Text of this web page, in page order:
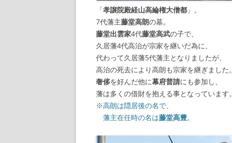
「孝譲院殿経山高綸権大僧都 」。
7代藩主藤堂高朗の墓。
藤堂出雲家4代藤堂高武の子で、
久居藩4代高治が宗家を継いだ為に、
代わって久居藩5代藩主となりましたが、
高治の死去により高朗も宗家を継ぎました。
奢侈を好んだ他に幕府普請にも参加し、
藩は多くの借財を抱える事となっています。
※高朗は隠居後の名で、
藩主在任時の名は藤堂高豊。